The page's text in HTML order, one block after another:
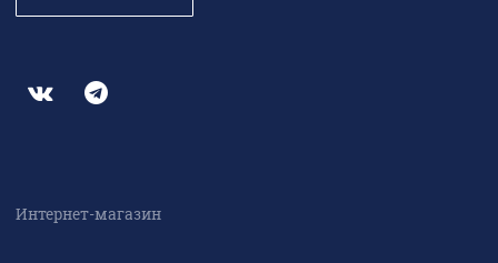
Интернет-магазин